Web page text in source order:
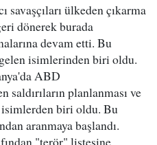
savaşçıları ülkeden çıkarma
dönerek burada
devam etti. Bu
isimlerinden biri oldu.
ABD
planlanması ve
biri oldu. Bu
aranmaya başlandı.
"terör" listesine